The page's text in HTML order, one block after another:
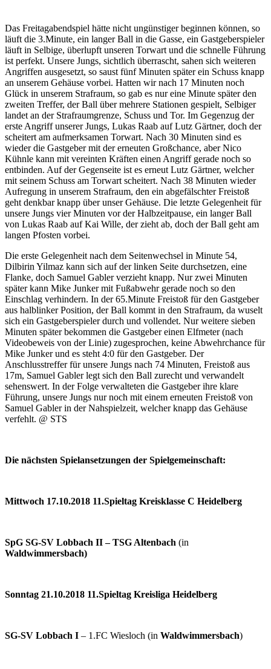
Das Freitagabendspiel hätte nicht ungünstiger beginnen können, so
läuft die 3.Minute, ein langer Ball in die Gasse, ein Gastgeberspieler
läuft in Selbige, überlupft unseren Torwart und die schnelle Führung
ist perfekt. Unsere Jungs, sichtlich überrascht, sahen sich weiteren
Angriffen ausgesetzt, so saust fünf Minuten später ein Schuss knapp
an unserem Gehäuse vorbei. Hatten wir nach 17 Minuten noch
Glück in unserem Strafraum, so gab es nur eine Minute später den
zweiten Treffer, der Ball über mehrere Stationen gespielt, Selbiger
landet an der Strafraumgrenze, Schuss und Tor. Im Gegenzug der
erste Angriff unserer Jungs, Lukas Raab auf Lutz Gärtner, doch der
scheitert am aufmerksamen Torwart. Nach 30 Minuten sind es
wieder die Gastgeber mit der erneuten Großchance, aber Nico
Kühnle kann mit vereinten Kräften einen Angriff gerade noch so
entbinden. Auf der Gegenseite ist es erneut Lutz Gärtner, welcher
mit seinem Schuss am Torwart scheitert. Nach 38 Minuten wieder
Aufregung in unserem Strafraum, den ein abgefälschter Freistoß
geht denkbar knapp über unser Gehäuse. Die letzte Gelegenheit für
unsere Jungs vier Minuten vor der Halbzeitpause, ein langer Ball
von Lukas Raab auf Kai Wille, der zieht ab, doch der Ball geht am
langen Pfosten vorbei.
Die erste Gelegenheit nach dem Seitenwechsel in Minute 54,
Dilbirin Yilmaz kann sich auf der linken Seite durchsetzen, eine
Flanke, doch Samuel Gabler verzieht knapp. Nur zwei Minuten
später kann Mike Junker mit Fußabwehr gerade noch so den
Einschlag verhindern. In der 65.Minute Freistoß für den Gastgeber
aus halblinker Position, der Ball kommt in den Strafraum, da wuselt
sich ein Gastgeberspieler durch und vollendet. Nur weitere sieben
Minuten später bekommen die Gastgeber einen Elfmeter (nach
Videobeweis von der Linie) zugesprochen, keine Abwehrchance für
Mike Junker und es steht 4:0 für den Gastgeber. Der
Anschlusstreffer für unsere Jungs nach 74 Minuten, Freistoß aus
17m, Samuel Gabler legt sich den Ball zurecht und verwandelt
sehenswert. In der Folge verwalteten die Gastgeber ihre klare
Führung, unsere Jungs nur noch mit einem erneuten Freistoß von
Samuel Gabler in der Nahspielzeit, welcher knapp das Gehäuse
verfehlt. @ STS
Die nächsten Spielansetzungen der Spielgemeinschaft:
Mittwoch 17.10.2018 11.Spieltag Kreisklasse C Heidelberg
SpG SG-SV Lobbach II – TSG Altenbach (in
Waldwimmersbach)
Sonntag 21.10.2018 11.Spieltag Kreisliga Heidelberg
SG-SV Lobbach I – 1.FC Wiesloch (in Waldwimmersbach)